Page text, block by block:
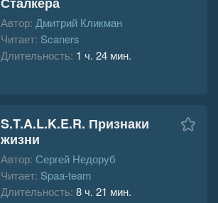
Автор: Дмитрий Кликман
Читает: Scaners
Длительность: 1 ч. 24 мин.
S.T.A.L.K.E.R. Признаки
жизни
Автор: Сергей Недоруб
Читает: Spaa-team
Длительность: 8 ч. 21 мин.